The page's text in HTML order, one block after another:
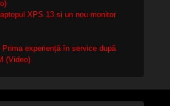
XPS 13 si un nou monitor
Prima experiență în service după
(Video)